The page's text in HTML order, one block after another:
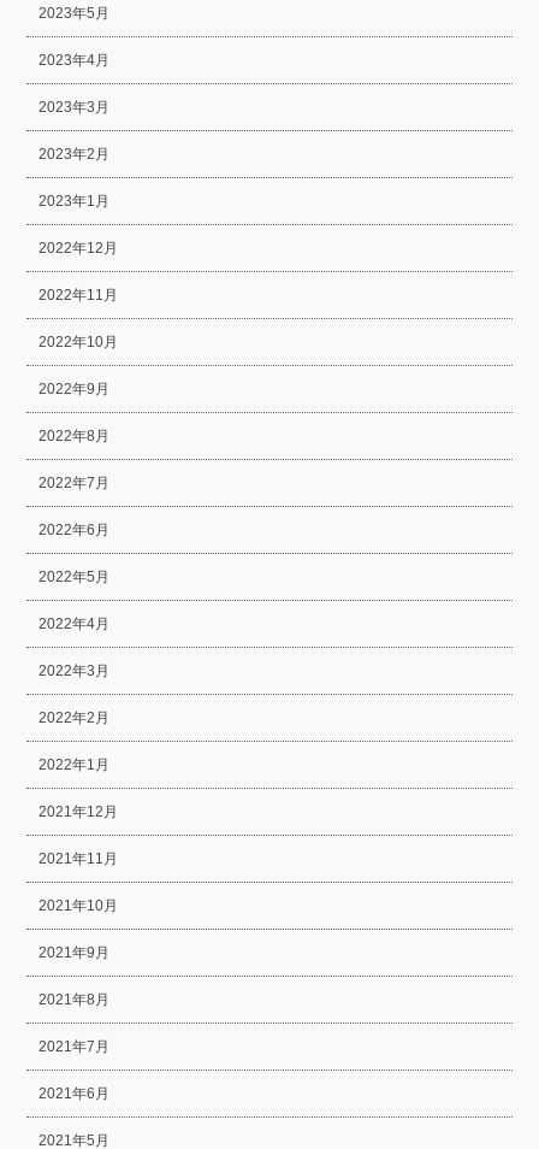
2023年5月
2023年4月
2023年3月
2023年2月
2023年1月
2022年12月
2022年11月
2022年10月
2022年9月
2022年8月
2022年7月
2022年6月
2022年5月
2022年4月
2022年3月
2022年2月
2022年1月
2021年12月
2021年11月
2021年10月
2021年9月
2021年8月
2021年7月
2021年6月
2021年5月